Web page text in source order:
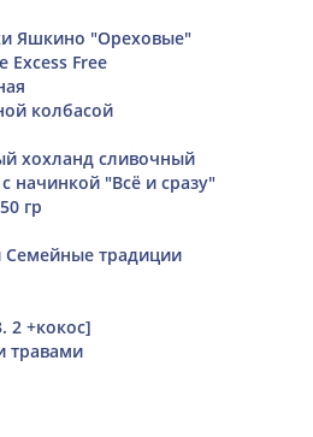
Яшкино "Ореховые"
Excess Free
колбасой
хохланд сливочный
начинкой "Всё и сразу"
гр
Семейные традиции
2 +кокос]
травами